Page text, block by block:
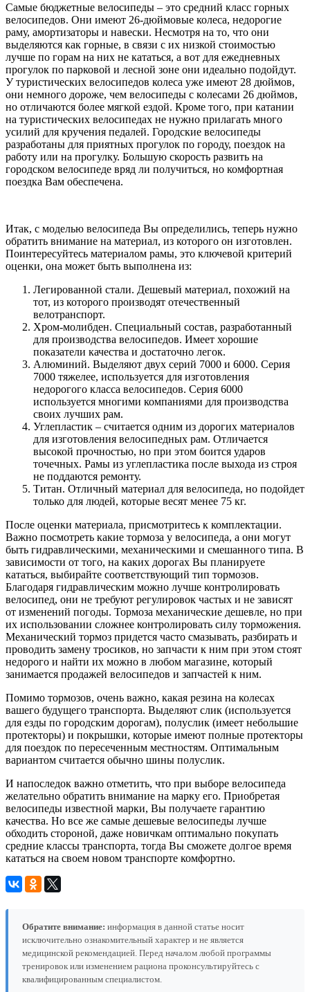
Самые бюджетные велосипеды – это средний класс горных
велосипедов. Они имеют 26-дюймовые колеса, недорогие
раму, амортизаторы и навески. Несмотря на то, что они
выделяются как горные, в связи с их низкой стоимостью
лучше по горам на них не кататься, а вот для ежедневных
прогулок по парковой и лесной зоне они идеально подойдут.
У туристических велосипедов колеса уже имеют 28 дюймов,
они немного дороже, чем велосипеды с колесами 26 дюймов,
но отличаются более мягкой ездой. Кроме того, при катании
на туристических велосипедах не нужно прилагать много
усилий для кручения педалей. Городские велосипеды
разработаны для приятных прогулок по городу, поездок на
работу или на прогулку. Большую скорость развить на
городском велосипеде вряд ли получиться, но комфортная
поездка Вам обеспечена.
Итак, с моделью велосипеда Вы определились, теперь нужно
обратить внимание на материал, из которого он изготовлен.
Поинтересуйтесь материалом рамы, это ключевой критерий
оценки, она может быть выполнена из:
Легированной стали. Дешевый материал, похожий на
тот, из которого производят отечественный
велотранспорт.
Хром-молибден. Специальный состав, разработанный
для производства велосипедов. Имеет хорошие
показатели качества и достаточно легок.
Алюминий. Выделяют двух серий 7000 и 6000. Серия
7000 тяжелее, используется для изготовления
недорогого класса велосипедов. Серия 6000
используется многими компаниями для производства
своих лучших рам.
Углепластик – считается одним из дорогих материалов
для изготовления велосипедных рам. Отличается
высокой прочностью, но при этом боится ударов
точечных. Рамы из углепластика после выхода из строя
не поддаются ремонту.
Титан. Отличный материал для велосипеда, но подойдет
только для людей, которые весят менее 75 кг.
После оценки материала, присмотритесь к комплектации.
Важно посмотреть какие тормоза у велосипеда, а они могут
быть гидравлическими, механическими и смешанного типа. В
зависимости от того, на каких дорогах Вы планируете
кататься, выбирайте соответствующий тип тормозов.
Благодаря гидравлическим можно лучше контролировать
велосипед, они не требуют регулировок частых и не зависят
от изменений погоды. Тормоза механические дешевле, но при
их использовании сложнее контролировать силу торможения.
Механический тормоз придется часто смазывать, разбирать и
проводить замену тросиков, но запчасти к ним при этом стоят
недорого и найти их можно в любом магазине, который
занимается продажей велосипедов и запчастей к ним.
Помимо тормозов, очень важно, какая резина на колесах
вашего будущего транспорта. Выделяют слик (используется
для езды по городским дорогам), полуслик (имеет небольшие
протекторы) и покрышки, которые имеют полные протекторы
для поездок по пересеченным местностям. Оптимальным
вариантом считается обычно шины полуслик.
И напоследок важно отметить, что при выборе велосипеда
желательно обратить внимание на марку его. Приобретая
велосипеды известной марки, Вы получаете гарантию
качества. Но все же самые дешевые велосипеды лучше
обходить стороной, даже новичкам оптимально покупать
средние классы транспорта, тогда Вы сможете долгое время
кататься на своем новом транспорте комфортно.
Обратите внимание: информация в данной статье носит
исключительно ознакомительный характер и не является
медицинской рекомендацией. Перед началом любой программы
тренировок или изменением рациона проконсультируйтесь с
квалифицированным специалистом.